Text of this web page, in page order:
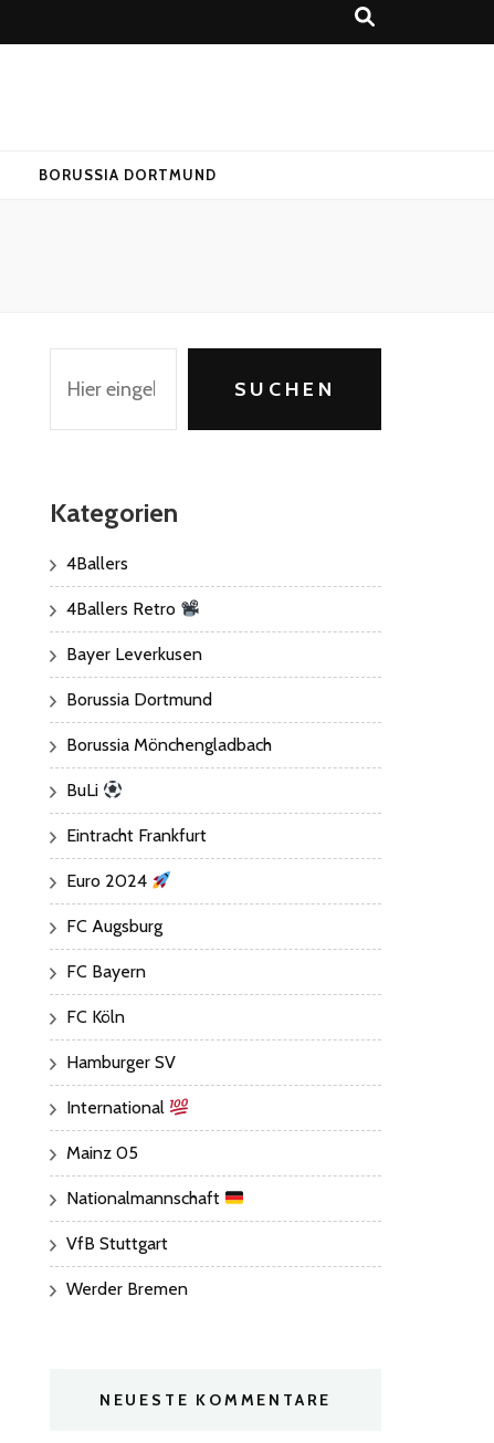
BORUSSIA DORTMUND
SUCHEN
Kategorien
4Ballers
4Ballers Retro
Bayer Leverkusen
Borussia Dortmund
Borussia Mönchengladbach
BuLi
Eintracht Frankfurt
Euro 2024
FC Augsburg
FC Bayern
FC Köln
Hamburger SV
International
Mainz 05
Nationalmannschaft
VfB Stuttgart
Werder Bremen
NEUESTE KOMMENTARE